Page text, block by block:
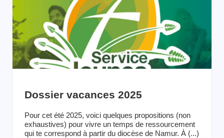
Dossier vacances 2025
Pour cet été 2025, voici quelques propositions (non
exhaustives) pour vivre un temps de ressourcement
qui te correspond à partir du diocèse de Namur. À (...)